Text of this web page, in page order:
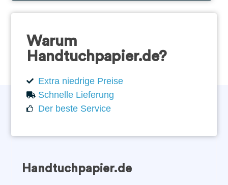
Warum
Handtuchpapier.de?
Extra niedrige Preise
Schnelle Lieferung
Der beste Service
Handtuchpapier.de